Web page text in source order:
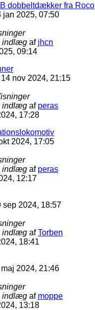
dobbeltdækker fra Roco
jan 2025, 07:50
indlæg af jhcn
09:14
14 nov 2024, 21:15
indlæg af peras
17:28
2024, 17:05
indlæg af peras
12:17
sep 2024, 18:57
indlæg afTorben
18:41
maj 2024, 21:46
indlæg af moppe
13:18